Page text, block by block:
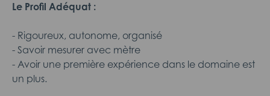
Le Profil Adéquat :
- Rigoureux, autonome, organisé
- Savoir mesurer avec mètre
- Avoir une première expérience dans le domaine est
un plus.